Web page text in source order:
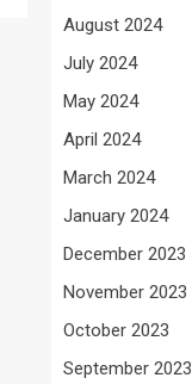
August 2024
July 2024
May 2024
April 2024
March 2024
January 2024
December 2023
November 2023
October 2023
September 2023